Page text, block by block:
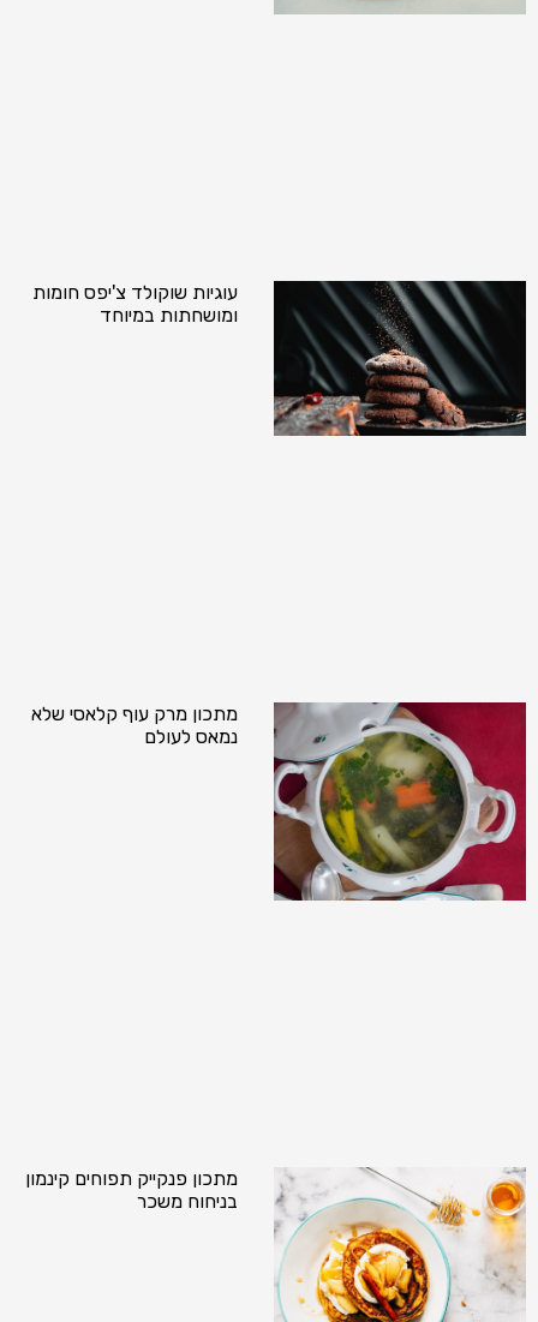
עוגיות שוקולד צ'יפס חומות
ומושחתות במיוחד
מתכון מרק עוף קלאסי שלא
נמאס לעולם
מתכון פנקייק תפוחים קינמון
בניחוח משכר